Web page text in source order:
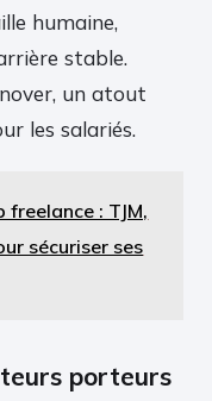
humaine,
stable.
un atout
les salariés.
: TJM,
sécuriser ses
porteurs